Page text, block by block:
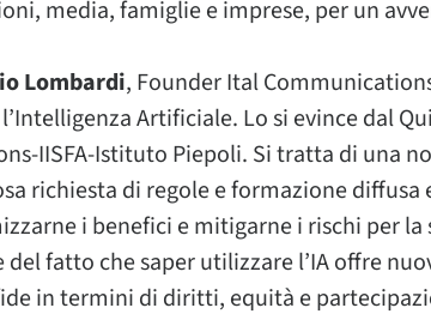
media, famiglie e imprese, per un
Lombardi, Founder Ital
Artificiale. Lo si evince dal
IISFA-Istituto Piepoli. Si tratta di una
richiesta di regole e formazione
i benefici e mitigarne i rischi per la
fatto che saper utilizzare l’IA offre
in termini di diritti, equità e